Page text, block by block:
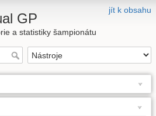
jít k obsahu
GP
a statistiky šampionátu